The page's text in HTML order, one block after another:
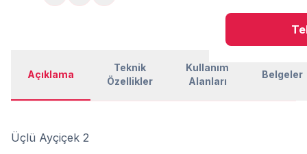
Açıklama
Teknik
Özellikler
Kullanım
Alanları
Belgeler
Üçlü Ayçiçek 2